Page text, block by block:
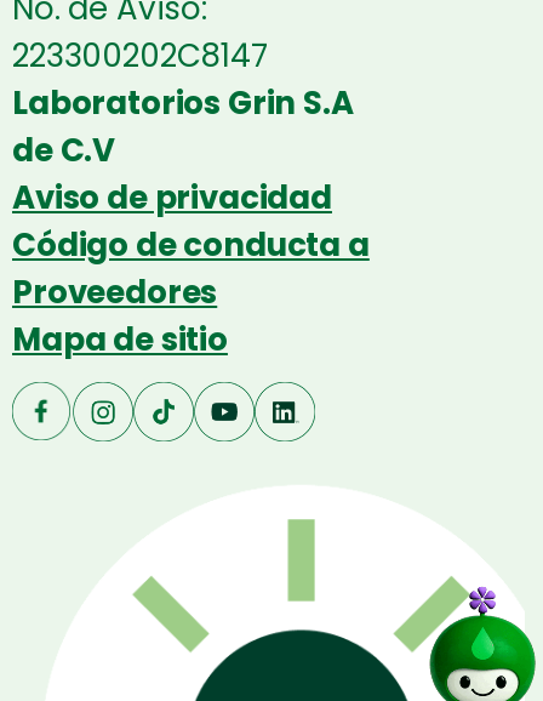
223300202C8147
Laboratorios Grin S.A
de C.V
Aviso de privacidad
Código de conducta a
Proveedores
Mapa de sitio